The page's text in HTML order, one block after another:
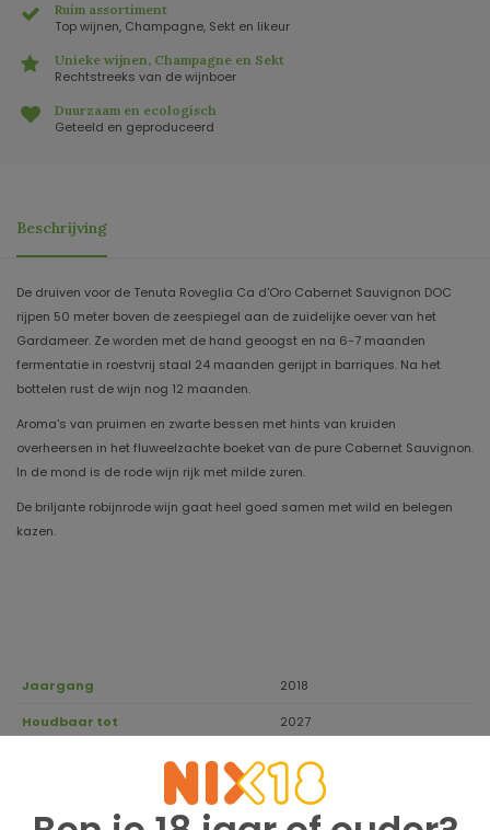
Ruim assortiment
Top wijnen, Champagne, Sekt en likeur
Unieke wijnen, Champagne en Sekt
Rechtstreeks van de wijnboer
Duurzaam en ecologisch
Geteeld en geproduceerd
Beschrijving
De druiven voor de Tenuta Roveglia Ca d'Oro Cabernet Sauvignon DOC
rijpen 50 meter boven de zeespiegel aan de zuidelijke oever van het
Gardameer. Ze worden met de hand geoogst en na 6-7 maanden
fermentatie in roestvrij staal 24 maanden gerijpt in barriques. Na het
bottelen rust de wijn nog 12 maanden.
Aroma's van pruimen en zwarte bessen met hints van kruiden
overheersen in het fluweelzachte boeket van de pure Cabernet Sauvignon.
In de mond is de rode wijn rijk met milde zuren.
De briljante robijnrode wijn gaat heel goed samen met wild en belegen
kazen.
Jaargang 2018
Houdbaar tot 2027
100% Cabernet Sauvignon
Garda